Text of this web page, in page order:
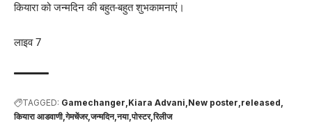
कियारा को जन्मदिन की बहुत-बहुत शुभकामनाएं।
लाइव 7
TAGGED: Gamechanger Kiara Advani New poster released
कियारा आडवाणी गेमचेंजर जन्मदिन नया पोस्टर रिलीज